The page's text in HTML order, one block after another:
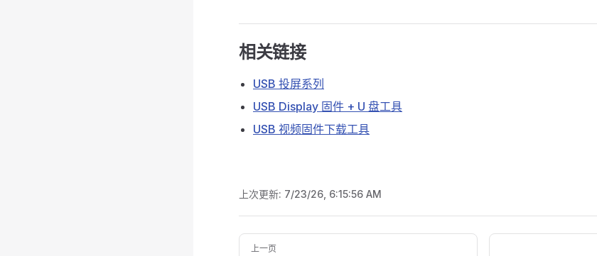
相关链接
USB 投屏系列
USB Display 固件 + U 盘工具
USB 视频固件下载工具
上次更新: 7/23/26, 6:15:56 AM
Pager
上一页